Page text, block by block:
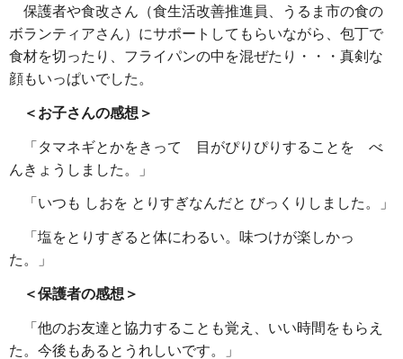
保護者や食改さん（食生活改善推進員、うるま市の食の
ボランティアさん）にサポートしてもらいながら、包丁で
食材を切ったり、フライパンの中を混ぜたり・・・真剣な
顔もいっぱいでした。
＜お子さんの感想＞
「タマネギとかをきって 目がぴりぴりすることを べ
んきょうしました。」
「いつも しおを とりすぎなんだと びっくりしました。」
「塩をとりすぎると体にわるい。味つけが楽しかっ
た。」
＜保護者の感想＞
「他のお友達と協力することも覚え、いい時間をもらえ
た。今後もあるとうれしいです。」